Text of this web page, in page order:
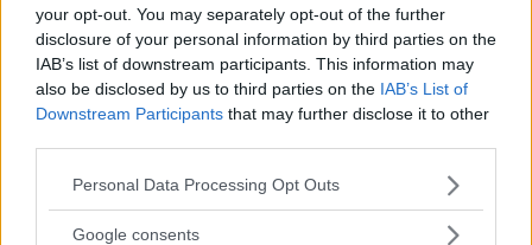
your opt-out. You may separately opt-out of the further
disclosure of your personal information by third parties on the
IAB’s list of downstream participants. This information may
also be disclosed by us to third parties on the IAB’s List of
Downstream Participants that may further disclose it to other
Please note that this website/app uses one or more Google
not limited to your visit or usage behaviour. You may click to
Personal Data Processing Opt Outs
Google consents
Utbudet av terrängdugliga kombibilar har krympt men fylls
nu på av eldrivna Toyota bZ4X Touring. Vi provkör.